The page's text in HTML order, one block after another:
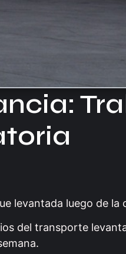
levantada luego de
del transporte